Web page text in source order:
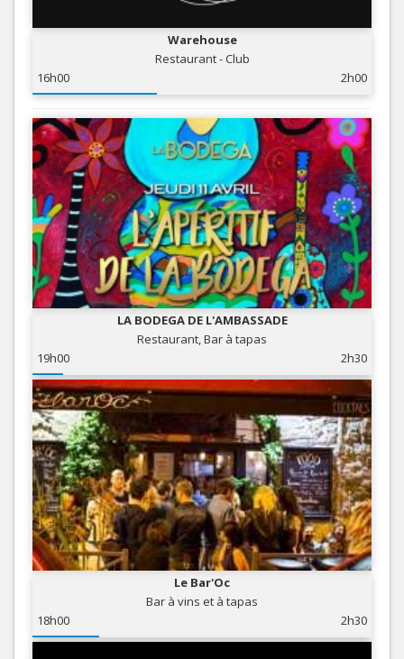
Warehouse
Restaurant - Club
16h00
2h00
LA BODEGA DE L'AMBASSADE
Restaurant, Bar à tapas
19h00
2h30
Le Bar'Oc
Bar à vins et à tapas
18h00
2h30